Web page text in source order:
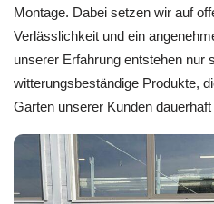
Montage. Dabei setzen wir auf
Verlässlichkeit und ein
unserer Erfahrung entstehen nur
witterungsbeständige Produkte,
Garten unserer Kunden